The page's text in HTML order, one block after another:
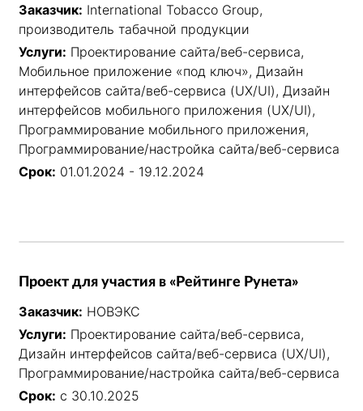
Заказчик: International Tobacco Group,
производитель табачной продукции
Услуги: Проектирование сайта/веб-сервиса,
Мобильное приложение «под ключ», Дизайн
интерфейсов сайта/веб-сервиса (UX/UI), Дизайн
интерфейсов мобильного приложения (UX/UI),
Программирование мобильного приложения,
Программирование/настройка сайта/веб-сервиса
Срок: 01.01.2024 - 19.12.2024
Проект для участия в «Рейтинге Рунета»
Заказчик: НОВЭКС
Услуги: Проектирование сайта/веб-сервиса,
Дизайн интерфейсов сайта/веб-сервиса (UX/UI),
Программирование/настройка сайта/веб-сервиса
Срок: с 30.10.2025